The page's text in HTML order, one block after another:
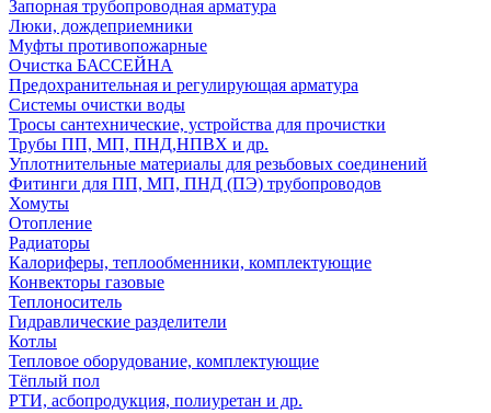
Запорная трубопроводная арматура
Люки, дождеприемники
Муфты противопожарные
Очистка БАССЕЙНА
Предохранительная и регулирующая арматура
Системы очистки воды
Тросы сантехнические, устройства для прочистки
Трубы ПП, МП, ПНД,НПВХ и др.
Уплотнительные материалы для резьбовых соединений
Фитинги для ПП, МП, ПНД (ПЭ) трубопроводов
Хомуты
Отопление
Радиаторы
Калориферы, теплообменники, комплектующие
Конвекторы газовые
Теплоноситель
Гидравлические разделители
Котлы
Тепловое оборудование, комплектующие
Тёплый пол
РТИ, асбопродукция, полиуретан и др.